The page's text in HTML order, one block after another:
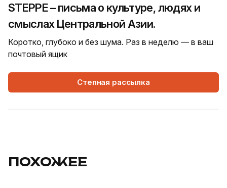
STEPPE – письма о культуре, людях и
смыслах Центральной Азии.
Коротко, глубоко и без шума. Раз в неделю — в ваш
почтовый ящик
Степная рассылка
ПОХОЖЕЕ